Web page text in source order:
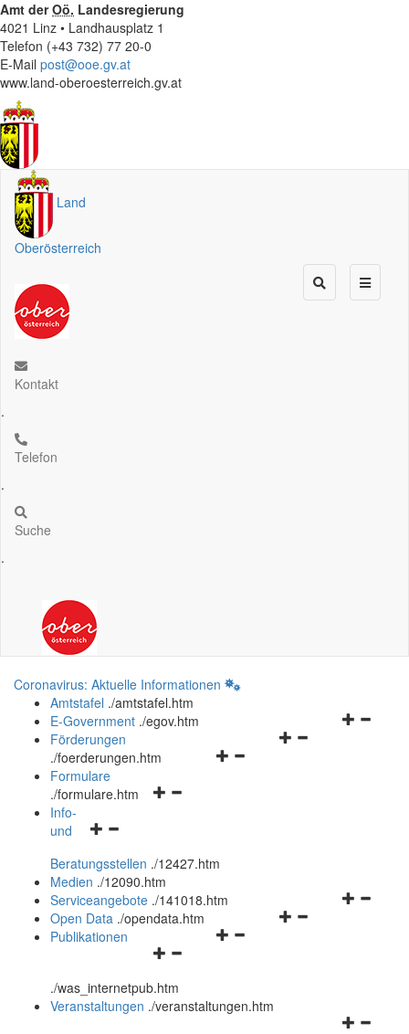
Amt derOö. Landesregierung
4021 Linz • Landhausplatz 1
Telefon (+43 732) 77 20-0
E-Mail post@ooe.gv.at
www.land-oberoesterreich.gv.at
Land
Oberösterreich
Kontakt
.
Telefon
.
Suche
.
Coronavirus: Aktuelle Informationen
Amtstafel ./amtstafel.htm
Navigationsmenü
E-Government ./egov.htm
Navigationsmenü
Förderungen
./foerderungen.htm
Navigationsmenü
Formulare
./formulare.htm
Navigationsmenü
und
schließen
Info-
und
Beratungsstellen ./12427.htm
Medien ./12090.htm
Navigationsmenü
Serviceangebote ./141018.htm
Navigationsmenü
Open Data ./opendata.htm
Navigationsmenü
und
schließen
Publikationen
./was_internetpub.htm
Veranstaltungen ./veranstaltungen.htm